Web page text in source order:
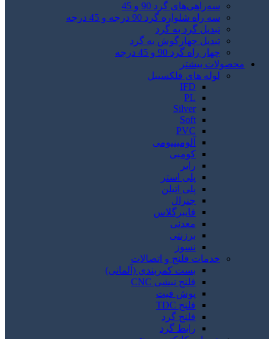
سه‌راهی‌های گرد 90 و 45
سه راه شلواره گرد 90 درجه و 45 درجه
تبدیل گرد به گرد
تبدیل چهارگوش به گرد
چهار راه گرد 90 و 45 درجه
محصولات بیشتر
لوله های فلکسیبل
IFD
PL
Silver
Soft
PVC
آلومینیومی
کومبی
رابر
پلی استر
پلی اتیلن
جنرال
فایبرگلاس
معدنی
برزنتی
نسوز
خدمات فلنج و اتصالات
بست کمربندی (آلمانی)
فلنج نبشی CNC
پوش فیت
فلنج TDC
فلنج گرد
رابط گرد